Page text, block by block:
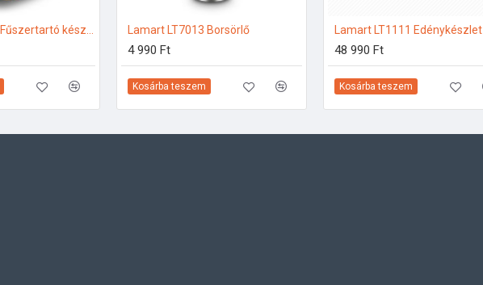
Lamart LT7013 Borsörlő
4 990 Ft
Kosárba teszem
Lamart LT1111 Edénykészlet
48 990 Ft
Kosárba teszem